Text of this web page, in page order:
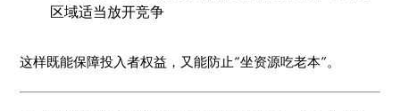
区域适当放开竞争
这样既能保障投入者权益，又能防止“坐资源吃老本”。